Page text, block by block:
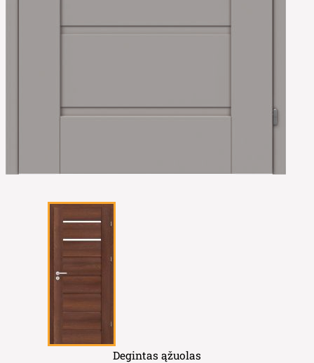
Degintas ąžuolas